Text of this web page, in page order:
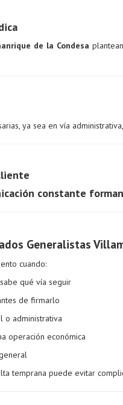
de la Condesa
ya sea en vía
constante
Generalistas
cuando:
qué vía seguir
de firmarlo
o administrativa
operación económica
temprana puede evitar